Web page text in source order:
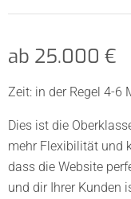
ab 25.000 €
Zeit: in der Regel 4-6
Dies ist die
mehr Flexibilität und
dass die Website
und dir Ihrer Kunden